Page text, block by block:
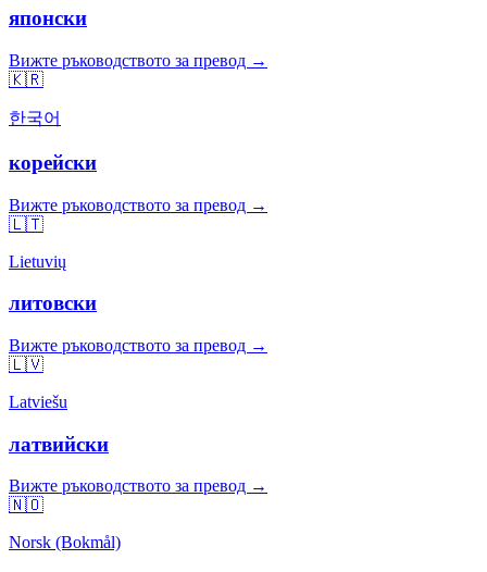
японски
Вижте ръководството за превод →
🇰🇷
한국어
корейски
Вижте ръководството за превод →
🇱🇹
Lietuvių
литовски
Вижте ръководството за превод →
🇱🇻
Latviešu
латвийски
Вижте ръководството за превод →
🇳🇴
Norsk (Bokmål)